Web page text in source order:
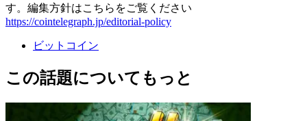
す。編集方針はこちらをご覧ください
https://cointelegraph.jp/editorial-policy
ビットコイン
この話題についてもっと